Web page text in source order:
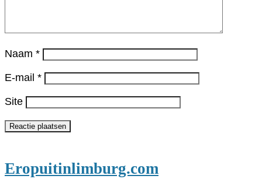
Naam *
E-mail *
Site
Eropuitinlimburg.com